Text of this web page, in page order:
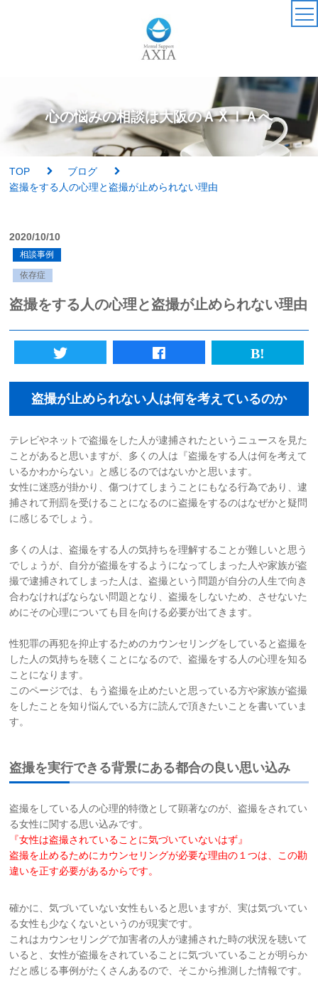
カウンセラー
アクセス・受付時間
サービス・料金一覧
実績紹介
AXIAの特徴
初めての方へ
法人様向けサービス
質問一覧
ブログ
採用情報
カウンセリング予約
お問い合わせ
サイトマップ
お知らせ
心の悩みの相談は大阪のＡＸＩＡへ
TOP
ブログ
盗撮をする人の心理と盗撮が止められない理由
2020/10/10
相談事例
依存症
盗撮をする人の心理と盗撮が止められない理由
盗撮が止められない人は何を考えているのか
テレビやネットで盗撮をした人が逮捕されたというニュースを見た
ことがあると思いますが、多くの人は『盗撮をする人は何を考えて
いるかわからない』と感じるのではないかと思います。
女性に迷惑が掛かり、傷つけてしまうことにもなる行為であり、逮
捕されて刑罰を受けることになるのに盗撮をするのはなぜかと疑問
に感じるでしょう。
多くの人は、盗撮をする人の気持ちを理解することが難しいと思う
でしょうが、自分が盗撮をするようになってしまった人や家族が盗
撮で逮捕されてしまった人は、盗撮という問題が自分の人生で向き
合わなければならない問題となり、盗撮をしないため、させないた
めにその心理についても目を向ける必要が出てきます。
性犯罪の再犯を抑止するためのカウンセリングをしていると盗撮を
した人の気持ちを聴くことになるので、盗撮をする人の心理を知る
ことになります。
このページでは、もう盗撮を止めたいと思っている方や家族が盗撮
をしたことを知り悩んでいる方に読んで頂きたいことを書いていま
す。
盗撮を実行できる背景にある都合の良い思い込み
盗撮をしている人の心理的特徴として顕著なのが、盗撮をされてい
る女性に関する思い込みです。
『女性は盗撮されていることに気づいていないはず』
盗撮を止めるためにカウンセリングが必要な理由の１つは、この勘
違いを正す必要があるからです。
確かに、気づいていない女性もいると思いますが、実は気づいてい
る女性も少なくないというのが現実です。
これはカウンセリングで加害者の人が逮捕された時の状況を聴いて
いると、女性が盗撮をされていることに気づいていることが明らか
だと感じる事例がたくさんあるので、そこから推測した情報です。